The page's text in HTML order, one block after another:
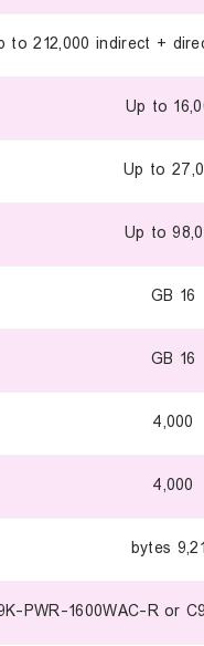
to 212,000 indirect +
Up to
Up to
Up to
16 GB
16 GB
4,000
4,000
9,216
PWR-1600WAC-R or